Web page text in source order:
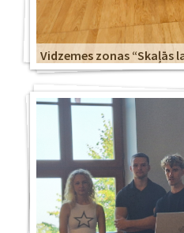
Vidzemes zonas “Skaļās